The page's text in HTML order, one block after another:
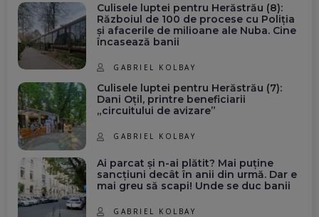
Culisele luptei pentru Herăstrău (8):
Războiul de 100 de procese cu Poliția
și afacerile de milioane ale Nuba. Cine
încasează banii
GABRIEL KOLBAY
Culisele luptei pentru Herăstrău (7):
Dani Oțil, printre beneficiarii
„circuitului de avizare”
GABRIEL KOLBAY
Ai parcat și n-ai plătit? Mai puține
sancțiuni decât în anii din urmă. Dar e
mai greu să scapi! Unde se duc banii
GABRIEL KOLBAY